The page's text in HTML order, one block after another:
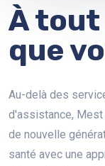
À tout
que
Au-delà des
d'assistance,
de nouvelle
santé avec une